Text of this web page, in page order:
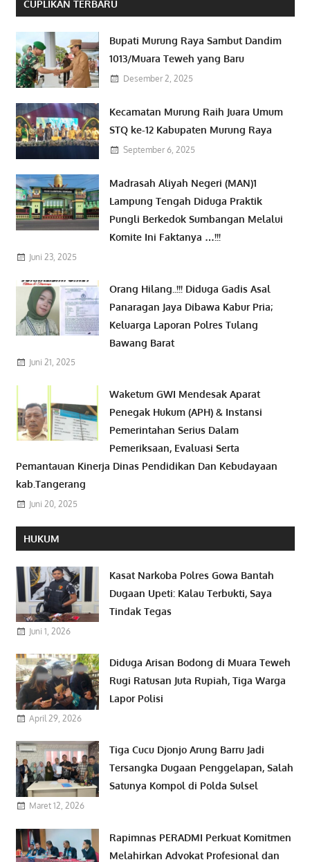
CUPLIKAN TERBARU
Bupati Murung Raya Sambut Dandim
1013/Muara Teweh yang Baru
Desember 2, 2025
Kecamatan Murung Raih Juara Umum
STQ ke-12 Kabupaten Murung Raya
September 6, 2025
Madrasah Aliyah Negeri (MAN)1
Lampung Tengah Diduga Praktik
Pungli Berkedok Sumbangan Melalui
Komite Ini Faktanya …!!!
Juni 23, 2025
Orang Hilang..!!! Diduga Gadis Asal
Panaragan Jaya Dibawa Kabur Pria;
Keluarga Laporan Polres Tulang
Bawang Barat
Juni 21, 2025
Waketum GWI Mendesak Aparat
Penegak Hukum (APH) & Instansi
Pemerintahan Serius Dalam
Pemeriksaan, Evaluasi Serta
Pemantauan Kinerja Dinas Pendidikan Dan Kebudayaan
kab.Tangerang
Juni 20, 2025
HUKUM
Kasat Narkoba Polres Gowa Bantah
Dugaan Upeti: Kalau Terbukti, Saya
Tindak Tegas
Juni 1, 2026
Diduga Arisan Bodong di Muara Teweh
Rugi Ratusan Juta Rupiah, Tiga Warga
Lapor Polisi
April 29, 2026
Tiga Cucu Djonjo Arung Barru Jadi
Tersangka Dugaan Penggelapan, Salah
Satunya Kompol di Polda Sulsel
Maret 12, 2026
Rapimnas PERADMI Perkuat Komitmen
Melahirkan Advokat Profesional dan